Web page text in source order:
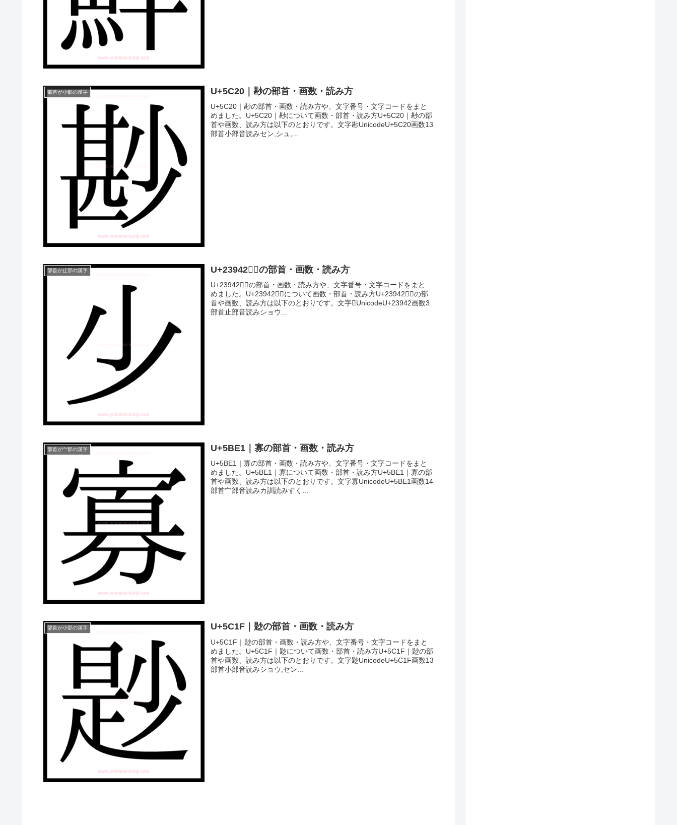
部首が小部の漢字 U+5C20｜尠の部首・画数・読み方
U+5C20｜尠の部首・画数・読み方や、文字番号・文字コードをまと
めました。U+5C20｜尠について画数・部首・読み方U+5C20｜尠の部
首や画数、読み方は以下のとおりです。文字尠UnicodeU+5C20画数13
部首小部音読みセン,シュ,...
部首が止部の漢字 U+23942｜𣥂の部首・画数・読み方
U+23942｜𣥂の部首・画数・読み方や、文字番号・文字コードをまと
めました。U+23942｜𣥂について画数・部首・読み方U+23942｜𣥂の部
首や画数、読み方は以下のとおりです。文字𣥂UnicodeU+23942画数3
部首止部音読みショウ...
部首が宀部の漢字 U+5BE1｜寡の部首・画数・読み方
U+5BE1｜寡の部首・画数・読み方や、文字番号・文字コードをまと
めました。U+5BE1｜寡について画数・部首・読み方U+5BE1｜寡の部
首や画数、読み方は以下のとおりです。文字寡UnicodeU+5BE1画数14
部首宀部音読みカ訓読みすく...
部首が小部の漢字 U+5C1F｜尟の部首・画数・読み方
U+5C1F｜尟の部首・画数・読み方や、文字番号・文字コードをまと
めました。U+5C1F｜尟について画数・部首・読み方U+5C1F｜尟の部
首や画数、読み方は以下のとおりです。文字尟UnicodeU+5C1F画数13
部首小部音読みショウ,セン...